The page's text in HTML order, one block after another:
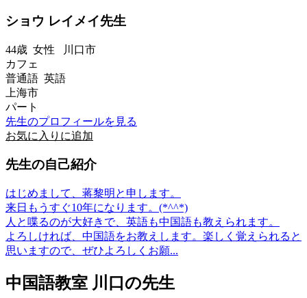
ショウ レイメイ先生
44歳 女性 川口市
カフェ
普通語 英語
上海市
パート
先生のプロフィールを見る
お気に入りに追加
先生の自己紹介
はじめまして、蒋黎明と申します。
来日もうすぐ10年になります。(*^^*)
人と喋るのが大好きで、英語も中国語も教えられます。
よろしければ、中国語をお教えします。楽しく覚えられると
思いますので、ぜひよろしくお願...
中国語教室 川口の先生